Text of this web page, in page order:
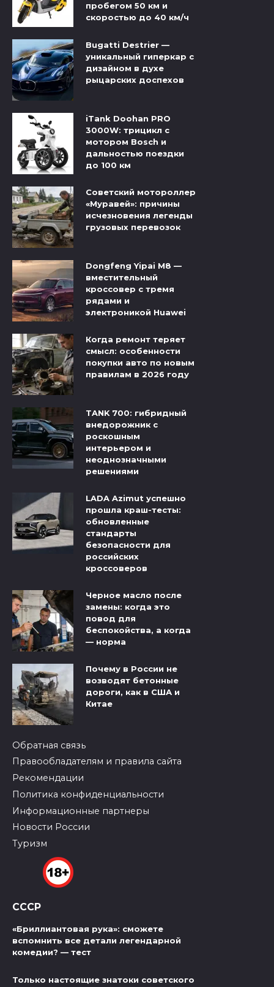
пробегом 50 км и
скоростью до 40 км/ч
Bugatti Destrier —
уникальный гиперкар с
дизайном в духе
рыцарских доспехов
iTank Doohan PRO
3000W: трицикл с
мотором Bosch и
дальностью поездки
до 100 км
Советский мотороллер
«Муравей»: причины
исчезновения легенды
грузовых перевозок
Dongfeng Yipai M8 —
вместительный
кроссовер с тремя
рядами и
электроникой Huawei
Когда ремонт теряет
смысл: особенности
покупки авто по новым
правилам в 2026 году
TANK 700: гибридный
внедорожник с
роскошным
интерьером и
неоднозначными
решениями
LADA Azimut успешно
прошла краш-тесты:
обновленные
стандарты
безопасности для
российских
кроссоверов
Черное масло после
замены: когда это
повод для
беспокойства, а когда
— норма
Почему в России не
возводят бетонные
дороги, как в США и
Китае
Обратная связь
Правообладателям и правила сайта
Рекомендации
Политика конфиденциальности
Информационные партнеры
Новости России
Туризм
СССР
«Бриллиантовая рука»: сможете
вспомнить все детали легендарной
комедии? — тест
Только настоящие знатоки советского